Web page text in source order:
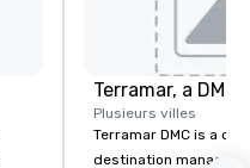
Plusieurs villes
Terramar DMC is a
destination